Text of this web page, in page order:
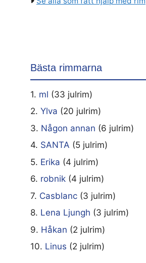
Bästa rimmarna
1. ml (33 julrim)
2. Ylva (20 julrim)
3. Någon annan (6 julrim)
4. SANTA (5 julrim)
5. Erika (4 julrim)
6. robnik (4 julrim)
7. Casblanc (3 julrim)
8. Lena Ljungh (3 julrim)
9. Håkan (2 julrim)
10. Linus (2 julrim)